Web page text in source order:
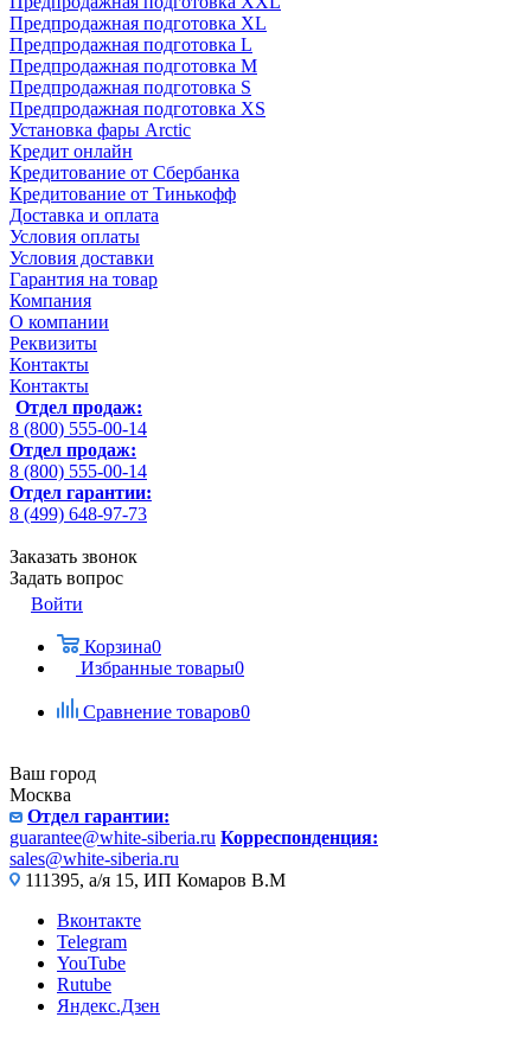
Предпродажная подготовка XL
Предпродажная подготовка L
Предпродажная подготовка M
Предпродажная подготовка S
Предпродажная подготовка XS
Установка фары Arctic
Кредит онлайн
Кредитование от Сбербанка
Кредитование от Тинькофф
Доставка и оплата
Условия оплаты
Условия доставки
Гарантия на товар
Компания
О компании
Реквизиты
Контакты
Контакты
Отдел продаж:
8 (800) 555-00-14
Отдел продаж:
8 (800) 555-00-14
Отдел гарантии:
8 (499) 648-97-73
Заказать звонок
Задать вопрос
Войти
Корзина0
Избранные товары0
Сравнение товаров0
Ваш город
Москва
Отдел гарантии:
guarantee@white-siberia.ru Корреспонденция:
sales@white-siberia.ru
111395, а/я 15, ИП Комаров В.М
Вконтакте
Telegram
YouTube
Rutube
Яндекс.Дзен